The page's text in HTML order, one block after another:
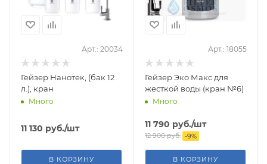
Арт.: 20034
Гейзер Нанотек, (бак 12
л.), кран
Много
11 130 руб./шт
В КОРЗИНУ
Арт.: 18055
Гейзер Эко Макс для
жесткой воды (кран №6)
Много
11 790 руб./шт
12 900руб. -9%
В КОРЗИНУ